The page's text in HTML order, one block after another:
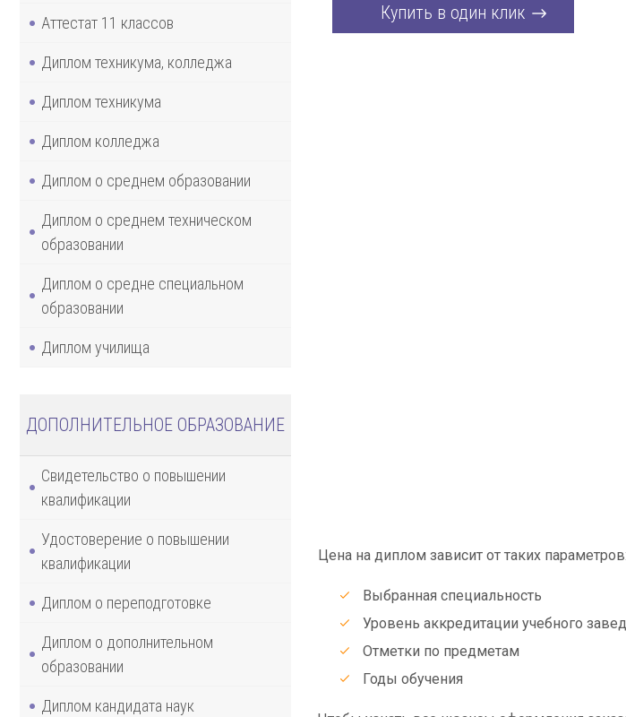
Аттестат 11 классов
Диплом техникума, колледжа
Диплом техникума
Диплом колледжа
Диплом о среднем образовании
Диплом о среднем техническом
образовании
Диплом о средне специальном
образовании
Диплом училища
ДОПОЛНИТЕЛЬНОЕ ОБРАЗОВАНИЕ
Свидетельство о повышении
квалификации
Удостоверение о повышении
квалификации
Диплом о переподготовке
Диплом о дополнительном
образовании
Диплом кандидата наук
Купить в один клик
Цена на диплом зависит от таких параметров:
Выбранная специальность
Уровень аккредитации учебного
Отметки по предметам
Годы обучения